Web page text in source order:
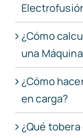
¿Cómo
una
¿Cómo
en carga?
¿Qué